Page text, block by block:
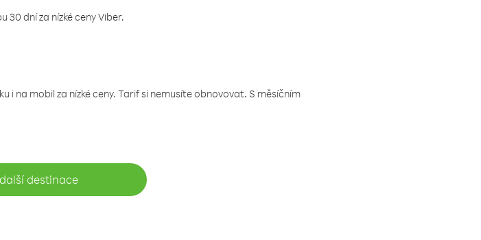
dní za nízké ceny Viber.
na mobil za nízké ceny. Tarif si nemusíte obnovovat. S měsíčním
destinace